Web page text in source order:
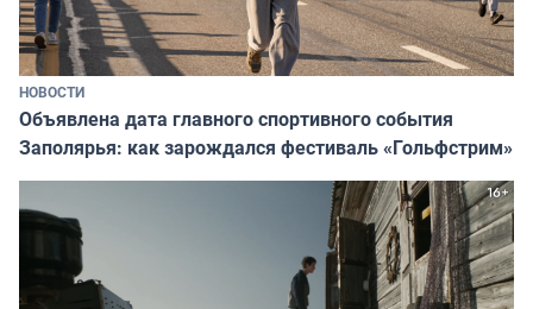
НОВОСТИ
Объявлена дата главного спортивного события
Заполярья: как зарождался фестиваль «Гольфстрим»